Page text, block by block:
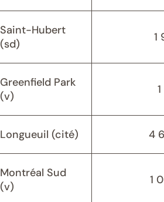
Saint-Hubert
(sd)
1
Greenfield Park
(v)
Longueuil (cité) 4
Montréal Sud
(v)
1